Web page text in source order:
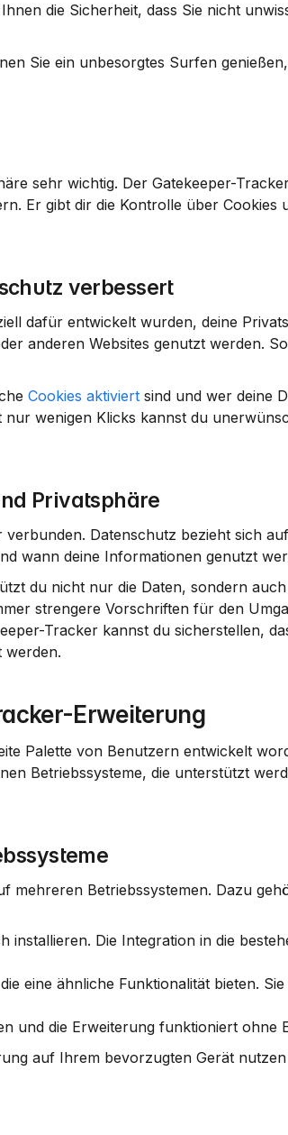
die Sicherheit, dass Sie nicht
Sie ein unbesorgtes Surfen
sehr wichtig. Der Gatekeeper-
Er gibt dir die Kontrolle über Cookies
verbessert
dafür entwickelt wurden, deine
anderen Websites genutzt werden.
Cookies aktiviert sind und wer deine
wenigen Klicks kannst du
Privatsphäre
Datenschutz bezieht sich
wann deine Informationen genutzt
du nicht nur die Daten, sondern
strengere Vorschriften für den
Tracker kannst du sicherstellen,
werden.
Erweiterung
Palette von Benutzern entwickelt
Betriebssysteme, die unterstützt
mehreren Betriebssystemen. Dazu
installieren. Die Integration in die
eine ähnliche Funktionalität bieten.
und die Erweiterung funktioniert ohne
auf Ihrem bevorzugten Gerät